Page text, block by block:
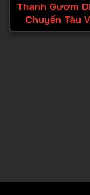
Thanh Gươm
Chuyến Tàu